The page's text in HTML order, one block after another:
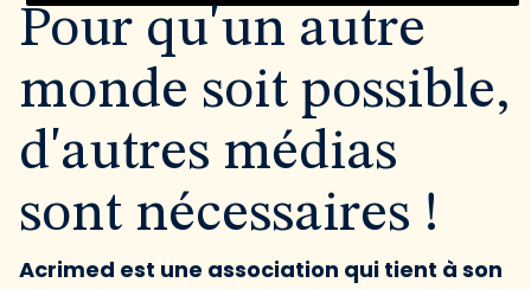
Pour qu'un autre
monde soit possible,
d'autres médias
sont nécessaires !
Acrimed est une association qui tient à son